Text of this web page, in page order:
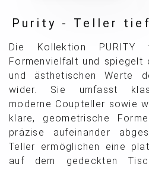
Purity - Teller tief
Die Kollektion
Formenvielfalt und spiegelt
und ästhetischen Werte
wider. Sie umfasst
moderne Coupteller sowie
klare, geometrische
präzise aufeinander
Teller ermöglichen eine
auf dem gedeckten